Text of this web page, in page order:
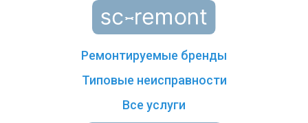
Ремонтируемые бренды
Типовые неисправности
Все услуги